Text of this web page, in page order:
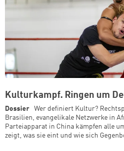
Kulturkampf. Ringen um
Dossier
Wer definiert Kultur?
Brasilien, evangelikale Netzwerke in
Parteiapparat in China kämpfen alle
zeigt, was sie eint und wie sich